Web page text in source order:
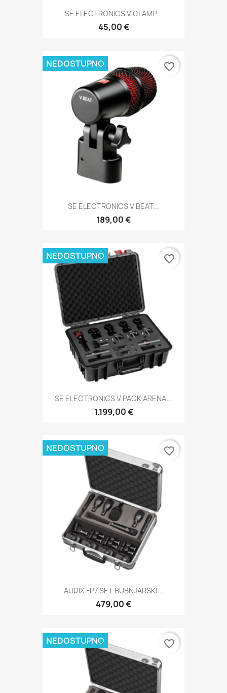
SE ELECTRONICS V CLAMP...
45,00 €
SE ELECTRONICS V BEAT...
189,00 €
NEDOSTUPNO favorite_border
SE ELECTRONICS V PACK ARENA...
1.199,00 €
NEDOSTUPNO favorite_border
AUDIX FP7 SET BUBNJARSKI...
479,00 €
NEDOSTUPNO favorite_border
NEDOSTUPNO favorite_border